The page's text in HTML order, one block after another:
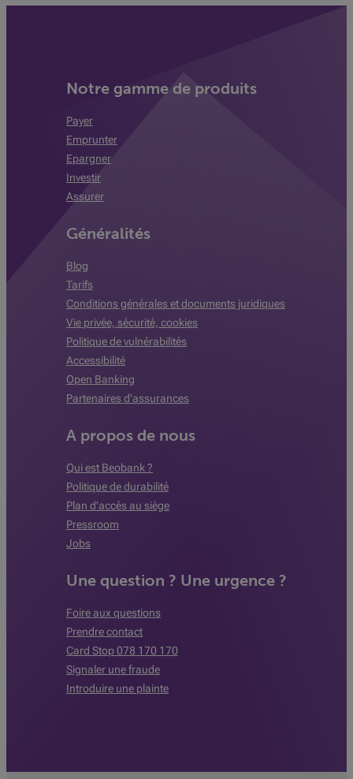
Notre gamme de produits
Payer
Emprunter
Epargner
Investir
Assurer
Généralités
Blog
Tarifs
Conditions générales et documents juridiques
Vie privée, sécurité, cookies
Politique de vulnérabilités
Accessibilité
Open Banking
Partenaires d'assurances
A propos de nous
Qui est Beobank ?
Politique de durabilité
Plan d'accès au siège
Pressroom
Jobs
Une question ? Une urgence ?
Foire aux questions
Prendre contact
Card Stop 078 170 170
Signaler une fraude
Introduire une plainte